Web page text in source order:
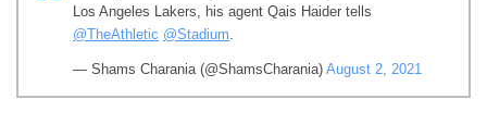
Los Angeles Lakers, his agent Qais Haider tells
@TheAthletic @Stadium.
— Shams Charania (@ShamsCharania) August 2, 2021